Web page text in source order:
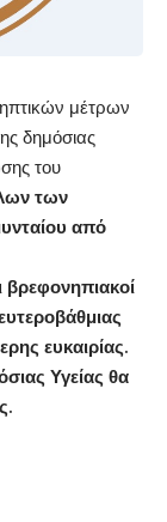
μέτρων
δημόσιας
του
των
από
βρεφονηπιακοί
ευκαιρίας.
Υγείας θα